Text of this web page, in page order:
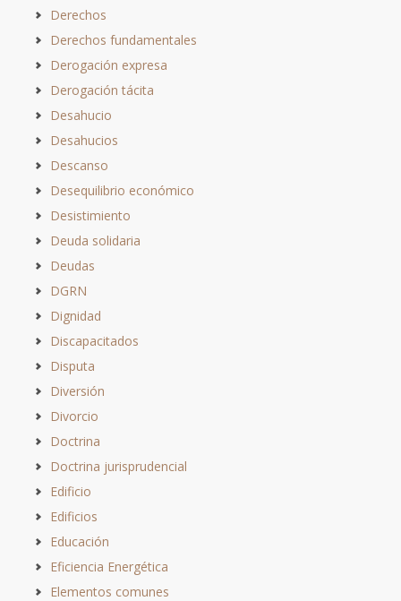
Derechos
Derechos fundamentales
Derogación expresa
Derogación tácita
Desahucio
Desahucios
Descanso
Desequilibrio económico
Desistimiento
Deuda solidaria
Deudas
DGRN
Dignidad
Discapacitados
Disputa
Diversión
Divorcio
Doctrina
Doctrina jurisprudencial
Edificio
Edificios
Educación
Eficiencia Energética
Elementos comunes